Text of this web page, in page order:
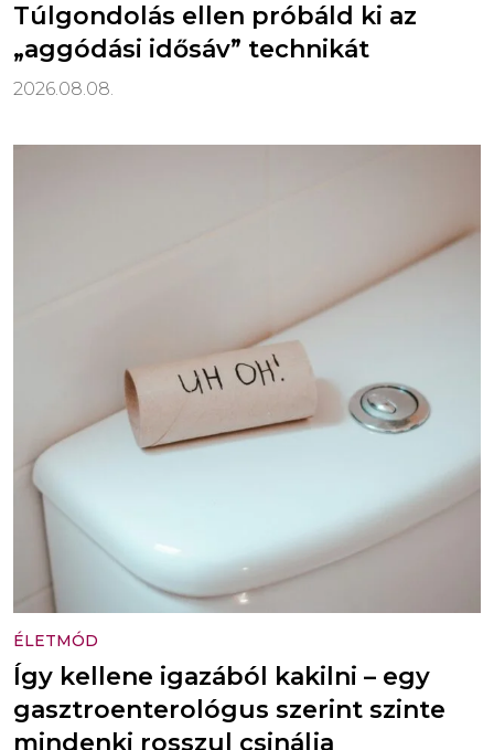
Túlgondolás ellen próbáld ki az
„aggódási idősáv” technikát
2026.08.08.
ÉLETMÓD
Így kellene igazából kakilni – egy
gasztroenterológus szerint szinte
mindenki rosszul csinálja